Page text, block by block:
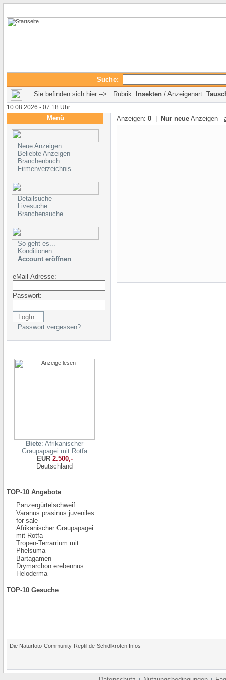
Suche:
Sie befinden sich hier --> Rubrik:
Insekten / Anzeigenart:
10.08.2026 - 07:18 Uhr
Menü
Neue Anzeigen
Beliebte Anzeigen
Branchenbuch
Firmenverzeichnis
Detailsuche
Livesuche
Branchensuche
So geht es...
Konditionen
Account eröffnen
eMail-Adresse:
Passwort:
Passwort vergessen?
Biete: Afrikanischer
Graupapagei mit Rotfa
EUR2.500,-
Deutschland
TOP-10 Angebote
Panzergürtelschweif
Varanus prasinus juveniles
for sale
Afrikanischer Graupapagei
mit Rotfa
Tropen-Terrarrium mit
Phelsuma
Bartagamen
Drymarchon erebennus
Heloderma
TOP-10 Gesuche
Anzeigen: 0 Nur neue Anzeigen
Die Naturfoto-Community Reptil.de Schidlkröten Infos